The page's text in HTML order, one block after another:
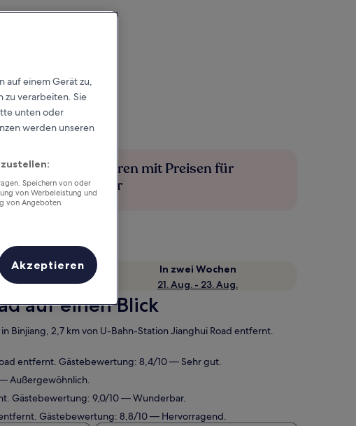
Mehr sparen mit Preisen für
Mitglieder
Aug.
In zwei Wochen
21. Aug. - 23. Aug.
auf einen Blick
Binjiang, 2,7 km von U-Bahn-Station Jianghui Road entfernt.
entfernt. Gästebewertung: 8,4/10 — Sehr gut.
Außergewöhnlich.
Gästebewertung: 9,0/10 — Wunderbar.
Gästebewertung: 8,8/10 — Hervorragend.
auf einem Gerät zu,
zu verarbeiten. Sie
unten oder
werden unseren
Speichern von oder
von Werbeleistung und
von Angeboten.
Akzeptieren